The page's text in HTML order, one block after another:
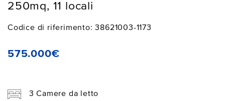
250mq, 11 locali
Codice di riferimento: 38621003-1173
575.000€
3 Camere da letto